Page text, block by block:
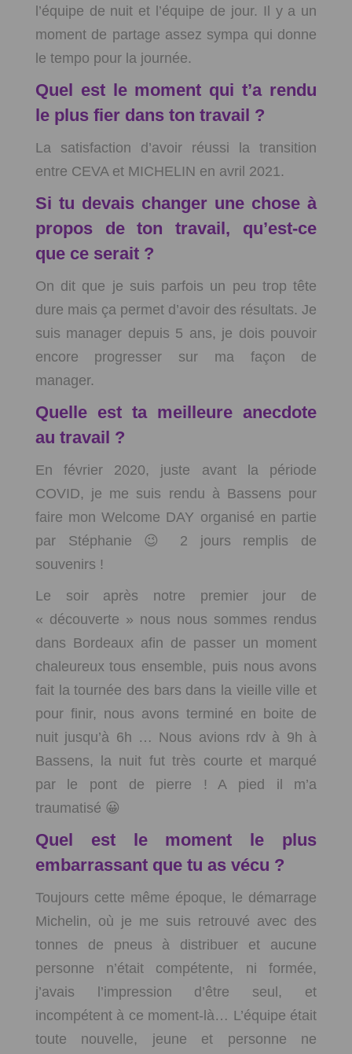
l’équipe de nuit et l’équipe de jour. Il y a un
moment de partage assez sympa qui donne
le tempo pour la journée.
Quel est le moment qui t’a rendu
le plus fier dans ton travail ?
La satisfaction d’avoir réussi la transition
entre CEVA et MICHELIN en avril 2021.
Si tu devais changer une chose à
propos de ton travail, qu’est-ce
que ce serait ?
On dit que je suis parfois un peu trop tête
dure mais ça permet d’avoir des résultats. Je
suis manager depuis 5 ans, je dois pouvoir
encore progresser sur ma façon de
manager.
Quelle est ta meilleure anecdote
au travail ?
En février 2020, juste avant la période
COVID, je me suis rendu à Bassens pour
faire mon Welcome DAY organisé en partie
par Stéphanie 😉 2 jours remplis de
souvenirs !
Le soir après notre premier jour de
« découverte » nous nous sommes rendus
dans Bordeaux afin de passer un moment
chaleureux tous ensemble, puis nous avons
fait la tournée des bars dans la vieille ville et
pour finir, nous avons terminé en boite de
nuit jusqu’à 6h … Nous avions rdv à 9h à
Bassens, la nuit fut très courte et marqué
par le pont de pierre ! A pied il m’a
traumatisé 😀
Quel est le moment le plus
embarrassant que tu as vécu ?
Toujours cette même époque, le démarrage
Michelin, où je me suis retrouvé avec des
tonnes de pneus à distribuer et aucune
personne n’était compétente, ni formée,
j’avais l’impression d’être seul, et
incompétent à ce moment-là… L’équipe était
toute nouvelle, jeune et personne ne